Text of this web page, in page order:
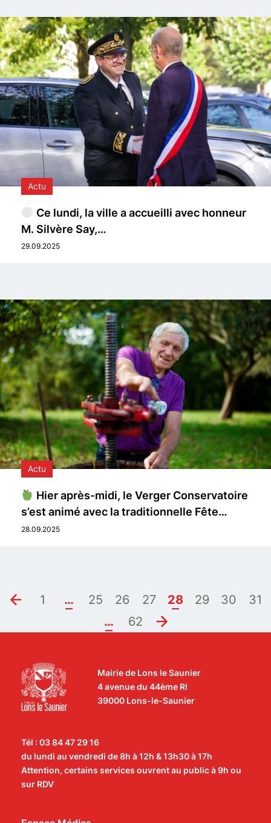
Actu
Ce lundi, la ville a accueilli avec honneur
M. Silvère Say,…
29.09.2025
Actu
Hier après-midi, le Verger Conservatoire
s’est animé avec la traditionnelle Fête…
28.09.2025
1 … 25 26 27 28 29 30
31
…
62
Mairie de Lons le Saunier
4 avenue du 44ème RI
39000 Lons-le-Saunier
Tél : 03 84 47 29 16
du lundi au vendredi de 8h à 12h & 13h30 à 17h
Attention, certains services ouvrent au public à 9h ou
sur RDV